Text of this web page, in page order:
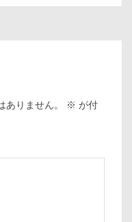
ありません。 ※ が付